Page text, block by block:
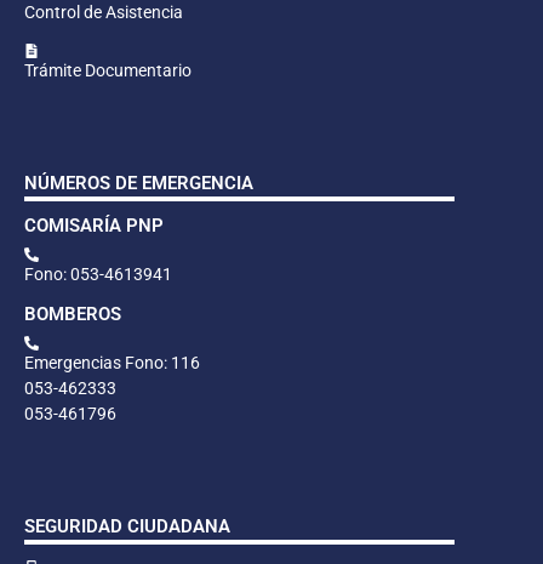
Control de Asistencia
Trámite Documentario
NÚMEROS DE EMERGENCIA
COMISARÍA PNP
Fono: 053-4613941
BOMBEROS
Emergencias Fono: 116
053-462333
053-461796
SEGURIDAD CIUDADANA